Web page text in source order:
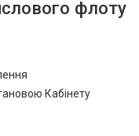
флоту
Кабінету